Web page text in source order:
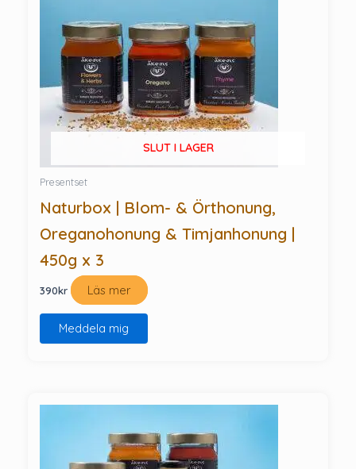
SLUT I LAGER
Presentset
Naturbox | Blom- & Örthonung,
Oreganohonung & Timjanhonung |
450g x 3
390kr Läs mer
Meddela mig